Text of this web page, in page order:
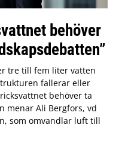
behöver
tre till fem liter vatten
fallerar eller
behöver ta
menar Ali Bergfors, vd
som omvandlar luft till